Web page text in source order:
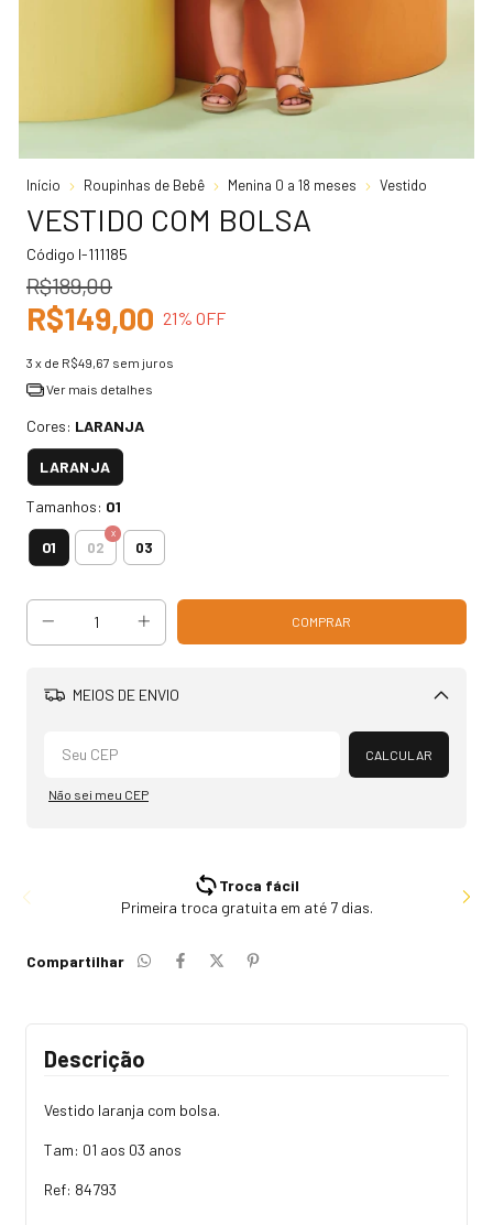
Início Roupinhas de Bebê Menina 0 a 18 meses Vestido
VESTIDO COM BOLSA
Código I-111185
R$189,00
R$149,00 21% OFF
3 x de R$49,67 sem juros
Ver mais detalhes
Cores: LARANJA
LARANJA
Tamanhos: 01
01 02 03
MEIOS DE ENVIO
Alterar CEP
CALCULAR
Não sei meu CEP
Troca fácil
Primeira troca gratuita em até 7 dias.
Compartilhar
Descrição
Vestido laranja com bolsa.
Tam: 01 aos 03 anos
Ref: 84793